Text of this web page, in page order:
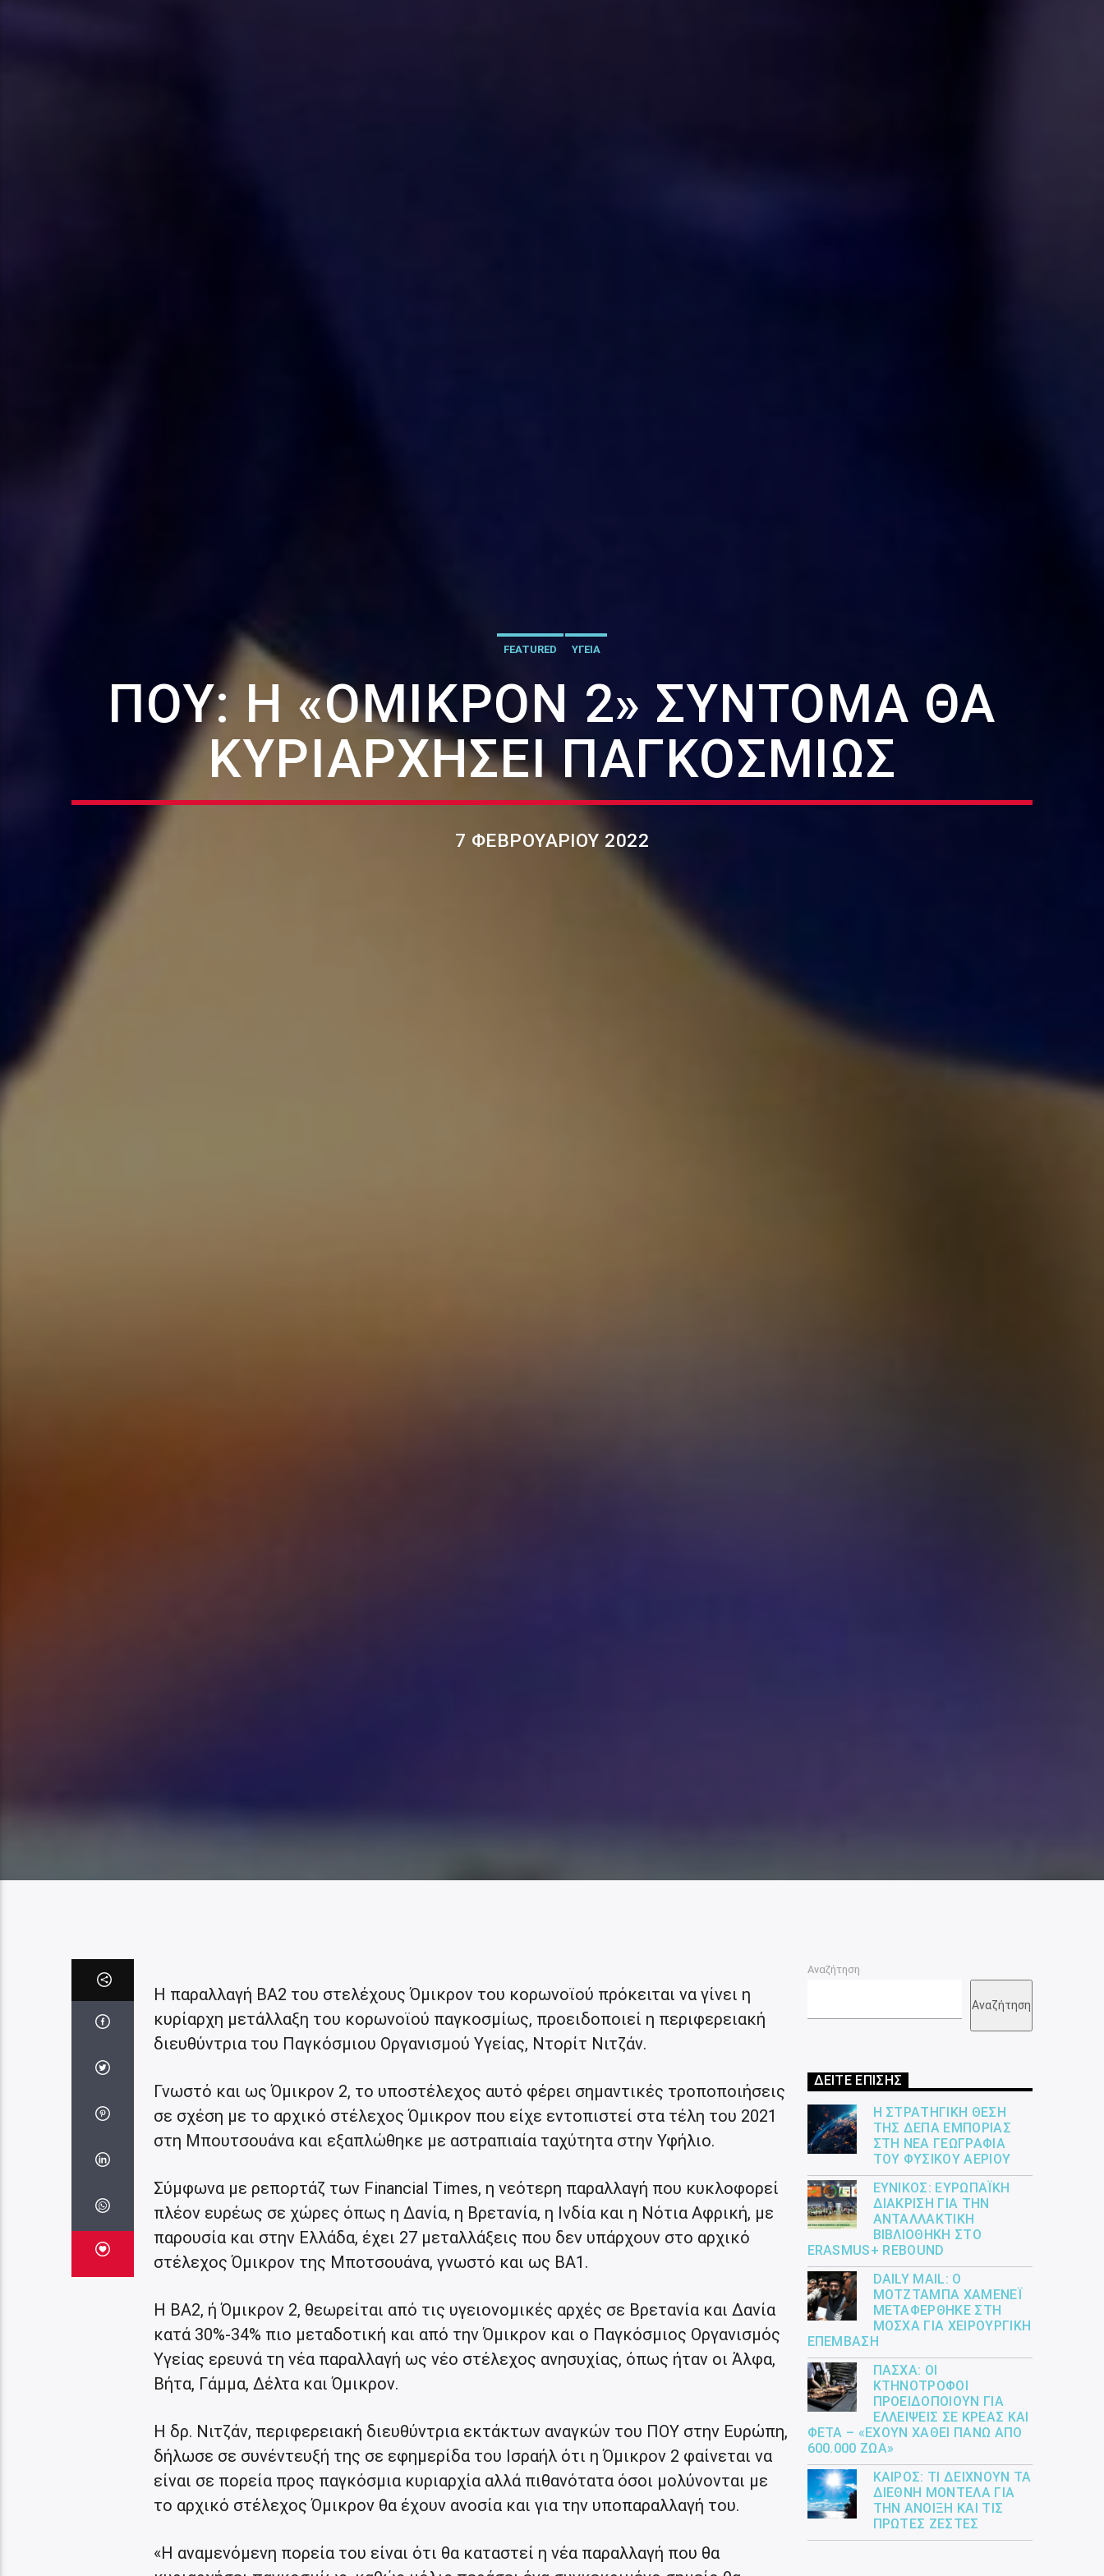
FEATURED ΥΓΕΙΑ
ΠΟΥ: Η «ΌΜΙΚΡΟΝ 2» ΣΎΝΤΟΜΑ ΘΑ
ΚΥΡΙΑΡΧΉΣΕΙ ΠΑΓΚΟΣΜΊΩΣ
7 ΦΕΒΡΟΥΑΡΊΟΥ 2022
Η παραλλαγή ΒΑ2 του στελέχους Όμικρον του κορωνοϊού πρόκειται να γίνει η
κυρίαρχη μετάλλαξη του κορωνοϊού παγκοσμίως, προειδοποιεί η περιφερειακή
διευθύντρια του Παγκόσμιου Οργανισμού Υγείας, Ντορίτ Νιτζάν.
Γνωστό και ως Όμικρον 2, το υποστέλεχος αυτό φέρει σημαντικές τροποποιήσεις
σε σχέση με το αρχικό στέλεχος Όμικρον που είχε εντοπιστεί στα τέλη του 2021
στη Μπουτσουάνα και εξαπλώθηκε με αστραπιαία ταχύτητα στην Υφήλιο.
Σύμφωνα με ρεπορτάζ των Financial Times, η νεότερη παραλλαγή που κυκλοφορεί
πλέον ευρέως σε χώρες όπως η Δανία, η Βρετανία, η Ινδία και η Νότια Αφρική, με
παρουσία και στην Ελλάδα, έχει 27 μεταλλάξεις που δεν υπάρχουν στο αρχικό
στέλεχος Όμικρον της Μποτσουάνα, γνωστό και ως ΒΑ1.
Η ΒΑ2, ή Όμικρον 2, θεωρείται από τις υγειονομικές αρχές σε Βρετανία και Δανία
κατά 30%-34% πιο μεταδοτική και από την Όμικρον και ο Παγκόσμιος Οργανισμός
Υγείας ερευνά τη νέα παραλλαγή ως νέο στέλεχος ανησυχίας, όπως ήταν οι Άλφα,
Βήτα, Γάμμα, Δέλτα και Όμικρον.
Η δρ. Νιτζάν, περιφερειακή διευθύντρια εκτάκτων αναγκών του ΠΟΥ στην Ευρώπη,
δήλωσε σε συνέντευξή της σε εφημερίδα του Ισραήλ ότι η Όμικρον 2 φαίνεται να
είναι σε πορεία προς παγκόσμια κυριαρχία αλλά πιθανότατα όσοι μολύνονται με
το αρχικό στέλεχος Όμικρον θα έχουν ανοσία και για την υποπαραλλαγή του.
«Η αναμενόμενη πορεία του είναι ότι θα καταστεί η νέα παραλλαγή που θα
Αναζήτηση
Αναζήτηση
ΔΕΙΤΕ ΕΠΙΣΗΣ
Η ΣΤΡΑΤΗΓΙΚΉ ΘΈΣΗ
ΤΗΣ ΔΕΠΑ ΕΜΠΟΡΊΑΣ
ΣΤΗ ΝΈΑ ΓΕΩΓΡΑΦΊΑ
ΤΟΥ ΦΥΣΙΚΟΎ ΑΕΡΊΟΥ
ΕΎΝΙΚΟΣ: ΕΥΡΩΠΑΪΚΉ
ΔΙΆΚΡΙΣΗ ΓΙΑ ΤΗΝ
ΑΝΤΑΛΛΑΚΤΙΚΉ
ΒΙΒΛΙΟΘΉΚΗ ΣΤΟ
ERASMUS+ REBOUND
DAILY MAIL: Ο
ΜΟΤΖΤΆΜΠΑ ΧΑΜΕΝΕΪ́
ΜΕΤΑΦΈΡΘΗΚΕ ΣΤΗ
ΜΌΣΧΑ ΓΙΑ ΧΕΙΡΟΥΡΓΙΚΉ
ΕΠΈΜΒΑΣΗ
ΠΆΣΧΑ: ΟΙ
ΚΤΗΝΟΤΡΌΦΟΙ
ΠΡΟΕΙΔΟΠΟΙΟΎΝ ΓΙΑ
ΕΛΛΕΊΨΕΙΣ ΣΕ ΚΡΈΑΣ ΚΑΙ
ΦΈΤΑ – «ΈΧΟΥΝ ΧΑΘΕΊ ΠΆΝΩ ΑΠΌ
600.000 ΖΏΑ»
ΚΑΙΡΌΣ: ΤΙ ΔΕΊΧΝΟΥΝ ΤΑ
ΔΙΕΘΝΉ ΜΟΝΤΈΛΑ ΓΙΑ
ΤΗΝ ΆΝΟΙΞΗ ΚΑΙ ΤΙΣ
ΠΡΏΤΕΣ ΖΈΣΤΕΣ